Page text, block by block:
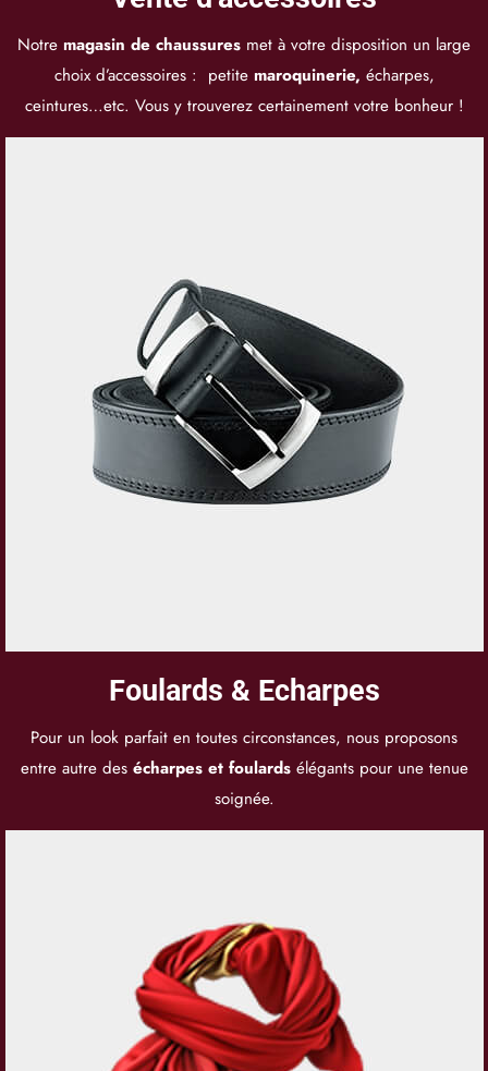
Notre magasin de chaussures met à votre disposition un large
choix d’accessoires : petite maroquinerie, écharpes,
ceintures…etc. Vous y trouverez certainement votre bonheur !
Foulards & Echarpes
Pour un look parfait en toutes circonstances, nous proposons
entre autre des écharpes et foulards élégants pour une tenue
soignée.